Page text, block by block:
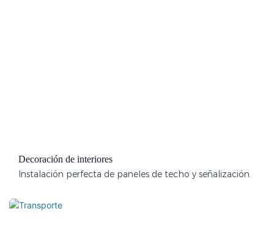
Decoración de interiores
Instalación perfecta de paneles de techo y señalización.